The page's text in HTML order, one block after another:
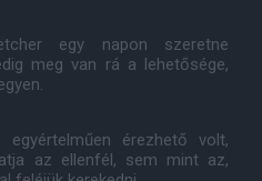
egy napon szeretne
meg van rá a lehetősége,
érezhető volt,
az ellenfél, sem mint az,